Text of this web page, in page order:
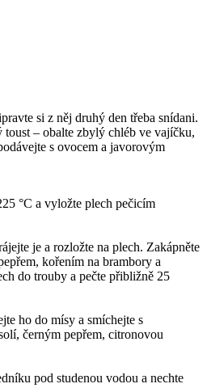
si z něj druhý den třeba snídani.
toust – obalte zbylý chléb ve vajíčku,
s ovocem a javorovým
°C a vyložte plech pečicím
je a rozložte na plech. Zakápněte
kořením na brambory a
do trouby a pečte přibližně 25
ho do mísy a smíchejte s
černým pepřem, citronovou
pod studenou vodou a nechte